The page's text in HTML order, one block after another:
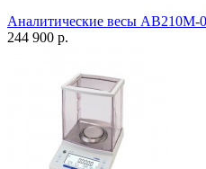
Аналитические весы АВ210М-
244 900 р.